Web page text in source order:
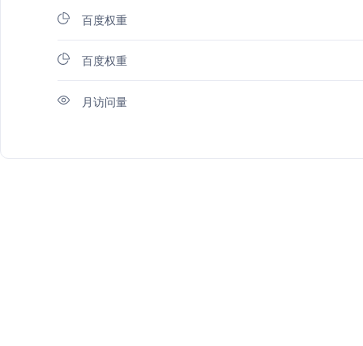
百度权重
百度权重
月访问量